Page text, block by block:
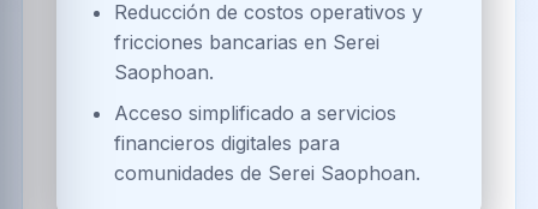
Reducción de costos operativos y
fricciones bancarias en Serei
Saophoan.
Acceso simplificado a servicios
financieros digitales para
comunidades de Serei Saophoan.